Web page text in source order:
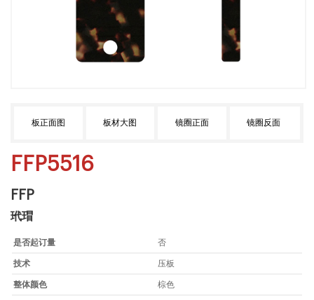
板正面图 板材大图 镜圈正面 镜圈反面
FFP5516
FFP
玳瑁
是否起订量 否
技术 压板
整体颜色 棕色